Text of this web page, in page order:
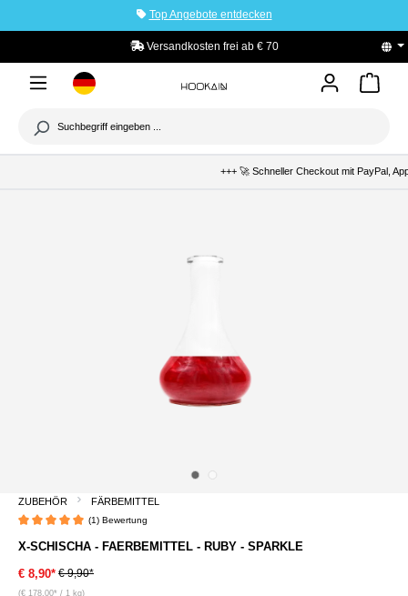
Top Angebote entdecken
Versandkosten frei ab € 70 PayPal
+++ 🚀 Schneller Checkout mit PayPal, Apple
ZUBEHÖR FÄRBEMITTEL
(1) Bewertung
X-SCHISCHA - FAERBEMITTEL - RUBY - SPARKLE
€ 8,90* € 9,90*
(€ 178,00* / 1 kg)